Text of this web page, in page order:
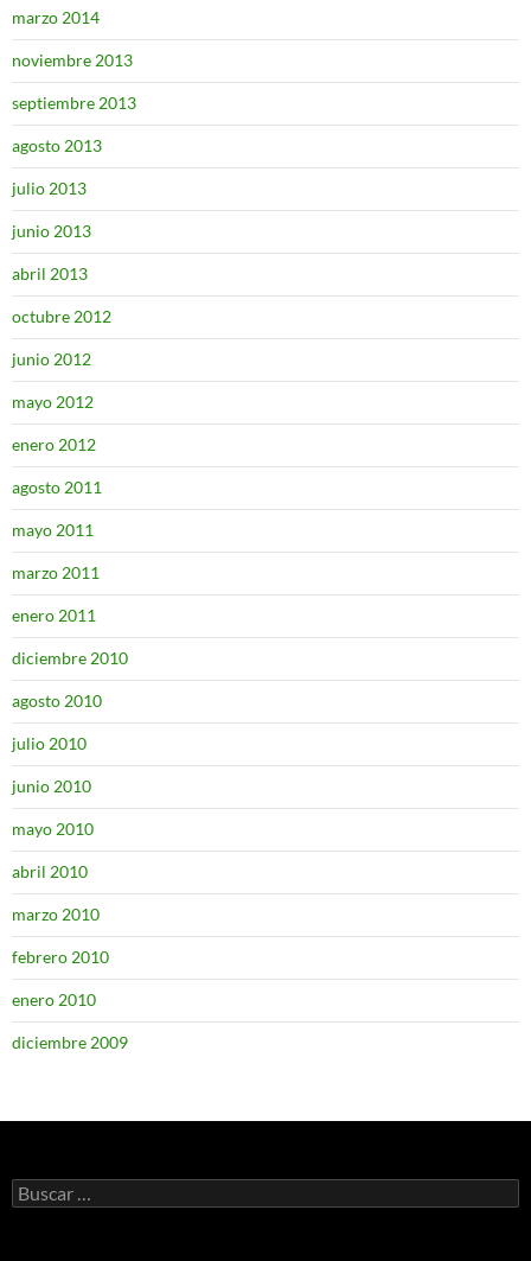
marzo 2014
noviembre 2013
septiembre 2013
agosto 2013
julio 2013
junio 2013
abril 2013
octubre 2012
junio 2012
mayo 2012
enero 2012
agosto 2011
mayo 2011
marzo 2011
enero 2011
diciembre 2010
agosto 2010
julio 2010
junio 2010
mayo 2010
abril 2010
marzo 2010
febrero 2010
enero 2010
diciembre 2009
Buscar: